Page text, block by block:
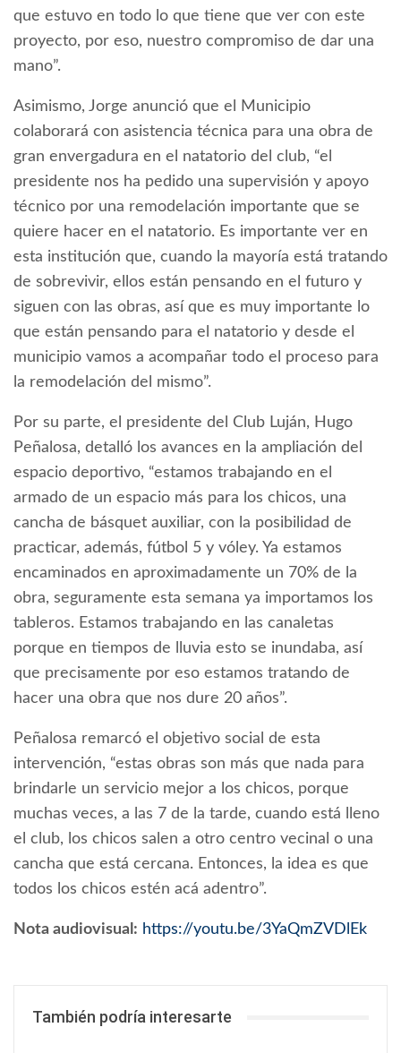
que estuvo en todo lo que tiene que ver con este
proyecto, por eso, nuestro compromiso de dar una
mano”.
Asimismo, Jorge anunció que el Municipio
colaborará con asistencia técnica para una obra de
gran envergadura en el natatorio del club, “el
presidente nos ha pedido una supervisión y apoyo
técnico por una remodelación importante que se
quiere hacer en el natatorio. Es importante ver en
esta institución que, cuando la mayoría está tratando
de sobrevivir, ellos están pensando en el futuro y
siguen con las obras, así que es muy importante lo
que están pensando para el natatorio y desde el
municipio vamos a acompañar todo el proceso para
la remodelación del mismo”.
Por su parte, el presidente del Club Luján, Hugo
Peñalosa, detalló los avances en la ampliación del
espacio deportivo, “estamos trabajando en el
armado de un espacio más para los chicos, una
cancha de básquet auxiliar, con la posibilidad de
practicar, además, fútbol 5 y vóley. Ya estamos
encaminados en aproximadamente un 70% de la
obra, seguramente esta semana ya importamos los
tableros. Estamos trabajando en las canaletas
porque en tiempos de lluvia esto se inundaba, así
que precisamente por eso estamos tratando de
hacer una obra que nos dure 20 años”.
Peñalosa remarcó el objetivo social de esta
intervención, “estas obras son más que nada para
brindarle un servicio mejor a los chicos, porque
muchas veces, a las 7 de la tarde, cuando está lleno
el club, los chicos salen a otro centro vecinal o una
cancha que está cercana. Entonces, la idea es que
todos los chicos estén acá adentro”.
Nota audiovisual: https://youtu.be/3YaQmZVDlEk
También podría interesarte